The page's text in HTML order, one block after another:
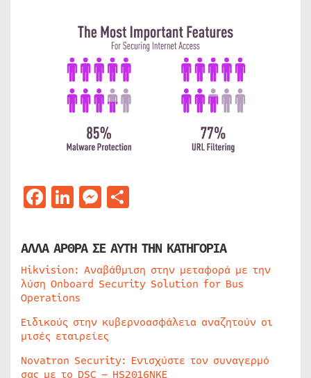
Facebook
LinkedIn
Messenger
ΑΛΛΑ ΑΡΘΡΑ ΣΕ ΑΥΤΗ ΤΗΝ ΚΑΤΗΓΟΡΙΑ
Hikvision: Αναβάθμιση στην μεταφορά με την
λύση Onboard Security Solution for Bus
Operations
Ειδικούς στην κυβερνοασφάλεια αναζητούν οι
μισές εταιρείες
Novatron Security: Ενισχύστε τον συναγερμό
σας με το DSC – HS2016NKE